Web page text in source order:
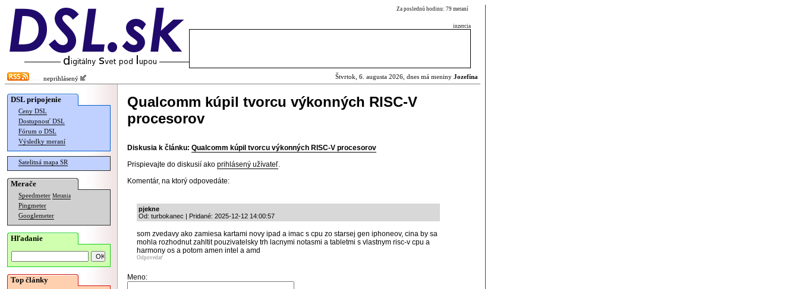
Za poslednú hodinu: 79 meraní
inzercia
neprihlásený Štvrtok, 6. augusta 2026, dnes má meniny Jozefína
DSL pripojenie
Ceny DSL
Dostupnosť DSL
Fórum o DSL
Výsledky meraní
Satelitná mapa SR
Merače
Speedmeter Merania
Pingmeter
Googlemeter
Hľadanie
Top články
Qualcomm kúpil tvorcu výkonných RISC-V
procesorov
Diskusia k článku: Qualcomm kúpil tvorcu výkonných RISC-V procesorov
Prispievajte do diskusií ako prihlásený užívateľ.
Komentár, na ktorý odpovedáte:
pjekne
Od: turbokanec | Pridané: 2025-12-12 14:00:57
som zvedavy ako zamiesa kartami novy ipad a imac s cpu zo starsej gen iphoneov, cina by sa
mohla rozhodnut zahltit pouzivatelsky trh lacnymi notasmi a tabletmi s vlastnym risc-v cpu a
harmony os a potom amen intel a amd
Odpovedať
Meno: